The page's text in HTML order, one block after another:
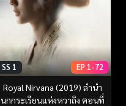
SS 1 EP 1-72
Royal Nirvana (2019) ลำนำ
นกกระเรียนแห่งหวาถิง ตอนที่